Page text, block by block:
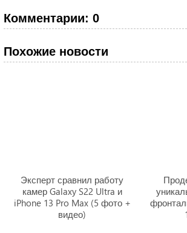
Комментарии: 0
Похожие новости
Эксперт сравнил работу
камер Galaxy S22 Ultra и
iPhone 13 Pro Max (5 фото +
видео)